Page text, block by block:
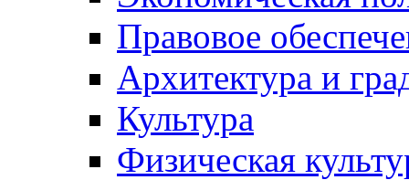
Правовое
Архитектура и
Культура
Физическая